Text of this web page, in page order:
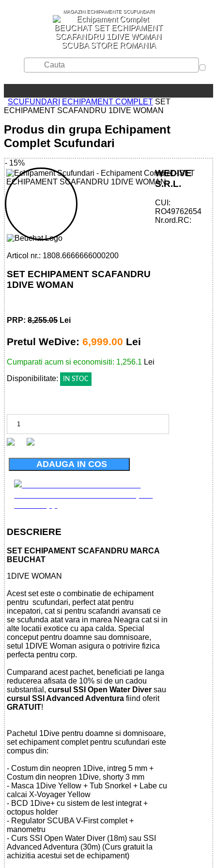
MAGAZIN ECHIPAMENTE SCUFUNDARI
SCUBA STORE ROMANIA
SCUFUNDARI ECHIPAMENT COMPLET SET
ECHIPAMENT SCAFANDRU 1DIVE WOMAN
Produs din grupa Echipament
Complet Scufundari
- 15%
66666660002 - SET ECHIPAMENT
SCUBA BEUCHAT 1DIVE WOMAN
Articol nr.: 1808.6666666000200
SET ECHIPAMENT SCAFANDRU
1DIVE WOMAN
PRP:8,255.05Lei
Pretul WeDive:6,999.00 Lei
Cumparati acum si economisiti: 1,256.1 Lei
Disponibilitate:
IN STOC
ADAUGA IN COS
DESCRIERE
SET ECHIPAMENT SCAFANDRU MARCA
BEUCHAT
1DIVE WOMAN
Acest set este o combinatie de echipament
pentru scufundari, perfect atat pentru
incepatori, cat si pentru scafandri avansati ce
se scufunda atat vara in marea Neagra cat si in
alte locatii exotice cu apa calda. Special
conceput pentru doamne sau domnisoare,
setul 1DIVE Woman asigura o potrivire fizica
perfecta pentru corp.
Cumparand acest pachet, beneficiati pe langa
reducerea afisata de 10% si de un cadou
substantial,cursul SSI Open Water Diver sau
cursul SSI Advanced Adventura fiind oferit
GRATUIT!
Pachetul 1Dive pentru doamne si domnisoare,
set echipament complet pentru scufundari este
compus din:
- Costum din neopren 1Dive, intreg 5 mm +
Costum din neopren 1Dive, shorty 3 mm
- Masca 1Dive Yellow + Tub Snorkel + Labe cu
calcai X-Voyager Yellow
- BCD 1Dive+ cu sistem de lest integrat +
octopus holder
- Regulator SCUBA V-First complet +
manometru
- Curs SSI Open Water Diver (18m) sau SSI
Advanced Adventura (30m) (Curs gratuit la
achizitia acestui set de echipament)
WEDIVE
S.R.L.
CUI:
RO49762654
Nr.ord.RC: